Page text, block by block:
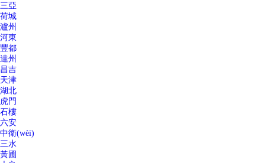
三亞
荷城
瀘州
河東
豐都
達州
昌吉
天津
湖北
虎門
石樓
六安
中衛(wèi)
三水
黃圃